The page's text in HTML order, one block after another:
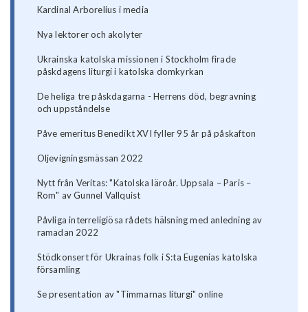
Kardinal Arborelius i media
Nya lektorer och akolyter
Ukrainska katolska missionen i Stockholm firade
påskdagens liturgi i katolska domkyrkan
De heliga tre påskdagarna - Herrens död, begravning
och uppståndelse
Påve emeritus Benedikt XVI fyller 95 år på påskafton
Oljevigningsmässan 2022
Nytt från Veritas: "Katolska läroår. Uppsala – Paris –
Rom" av Gunnel Vallquist
Påvliga interreligiösa rådets hälsning med anledning av
ramadan 2022
Stödkonsert för Ukrainas folk i S:ta Eugenias katolska
församling
Se presentation av "Timmarnas liturgi" online